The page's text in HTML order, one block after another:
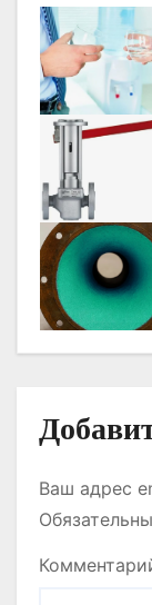
п
о
а
п
и
с
я
Ваш адрес